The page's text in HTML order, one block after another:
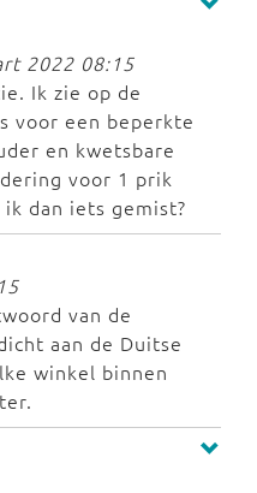
2022 08:15
Ik zie op de
voor een beperkte
en kwetsbare
voor 1 prik
dan iets gemist?
van de
aan de Duitse
winkel binnen